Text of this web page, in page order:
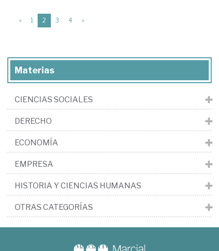
« 1 2 (current)
3 4 »
Materias
CIENCIAS SOCIALES
DERECHO
ECONOMÍA
EMPRESA
HISTORIA Y CIENCIAS HUMANAS
OTRAS CATEGORÍAS